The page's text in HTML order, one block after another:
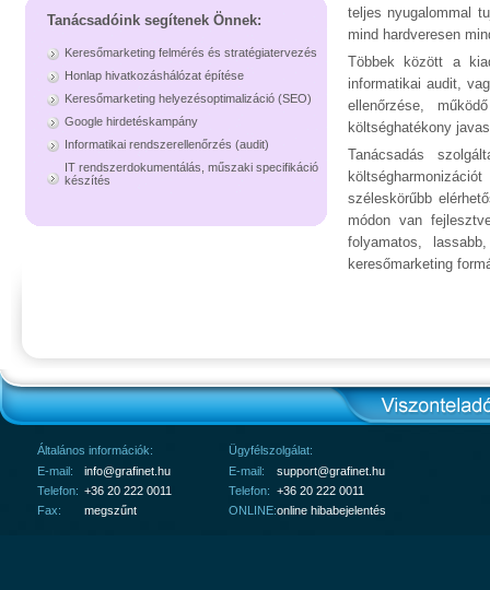
Tanácsadóink segítenek Önnek:
Keresőmarketing felmérés és stratégiatervezés
Honlap hivatkozáshálózat építése
Keresőmarketing helyezésoptimalizáció (SEO)
Google hirdetéskampány
Informatikai rendszerellenőrzés (audit)
IT rendszerdokumentálás, műszaki specifikáció
készítés
teljes nyugalommal
mind hardveresen
Többek között a
informatikai audit,
ellenőrzése,
költséghatékony
Tanácsadás
széleskörűbb
módon van
folyamatos,
keresőmarketing
Általános információk:
E-mail:
info@grafinet.hu
Telefon: +36 20 222 0011
Fax:
megszűnt
Ügyfélszolgálat:
E-mail:
support@grafinet.hu
Telefon: +36 20 222 0011
ONLINE:online hibabejelentés